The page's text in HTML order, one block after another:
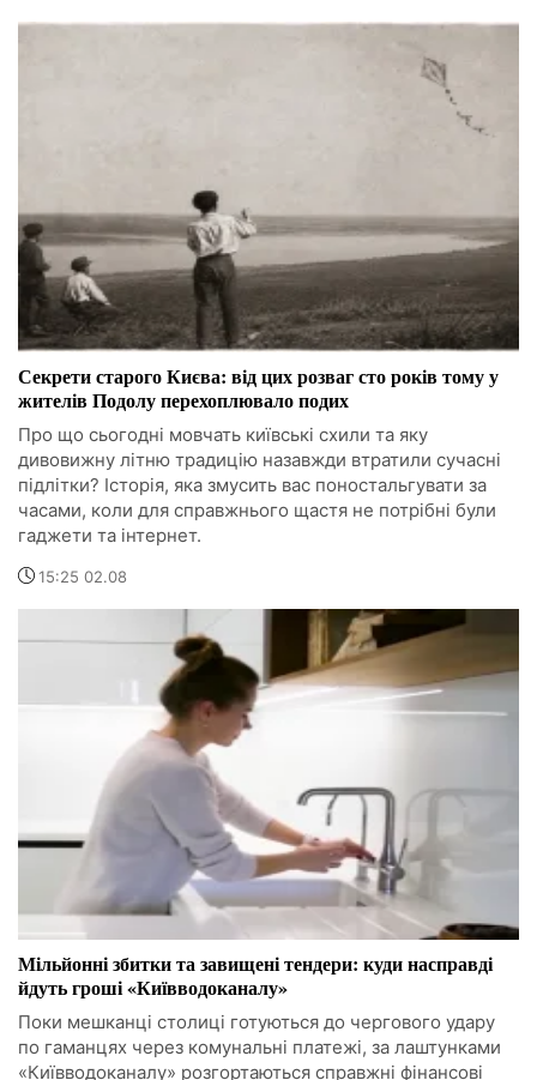
Секрети старого Києва: від цих розваг сто років тому у
жителів Подолу перехоплювало подих
Про що сьогодні мовчать київські схили та яку
дивовижну літню традицію назавжди втратили сучасні
підлітки? Історія, яка змусить вас поностальгувати за
часами, коли для справжнього щастя не потрібні були
гаджети та інтернет.
15:25 02.08
Мільйонні збитки та завищені тендери: куди насправді
йдуть гроші «Київводоканалу»
Поки мешканці столиці готуються до чергового удару
по гаманцях через комунальні платежі, за лаштунками
«Київводоканалу» розгортаються справжні фінансові